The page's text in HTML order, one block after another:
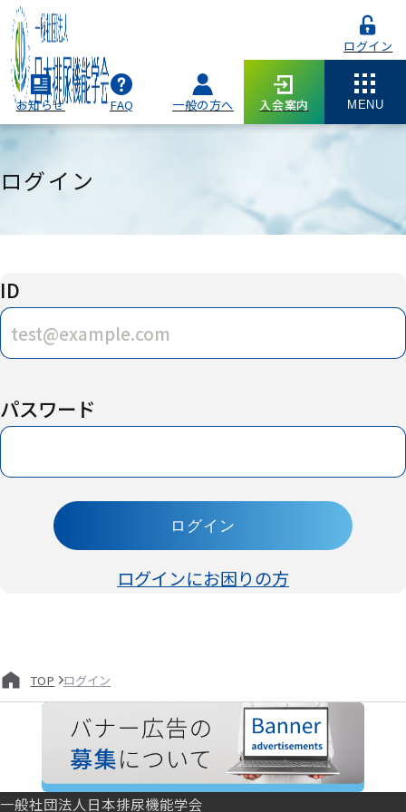
ログイン
お知らせ FAQ 一般の方へ 入会案内 MENU
ログイン
ID
パスワード
ログイン
ログインにお困りの方
TOP ログイン
一般社団法人日本排尿機能学会